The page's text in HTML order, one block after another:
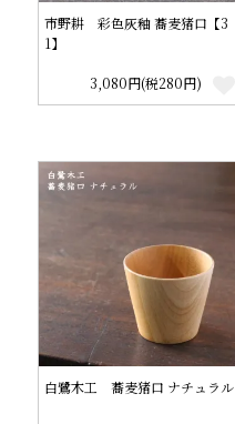
市野耕 彩色灰釉 蕎麦猪口【3
1】
3,080円(税280円)
白鷺木工 蕎麦猪口 ナチュラル